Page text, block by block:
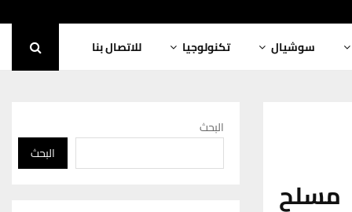
سوشيال تكنولوجيا للاتصال بنا
مسلح
البحث
البحث